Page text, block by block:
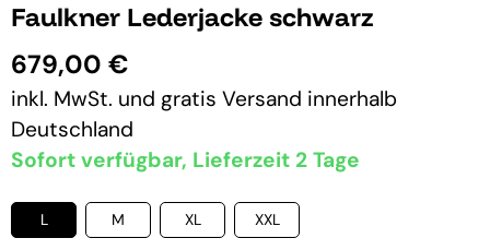
Faulkner Lederjacke schwarz
679,00 €
inkl. MwSt. und gratis Versand innerhalb
Deutschland
Sofort verfügbar, Lieferzeit 2 Tage
L M XL XXL